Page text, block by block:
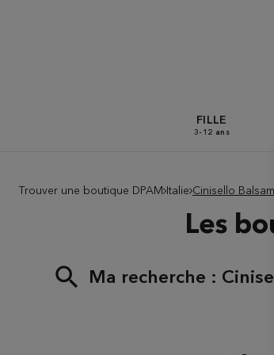
FILLE
3-12 ans
Trouver une boutique DPAM Italie Cinisello
Les
Ma recherche :